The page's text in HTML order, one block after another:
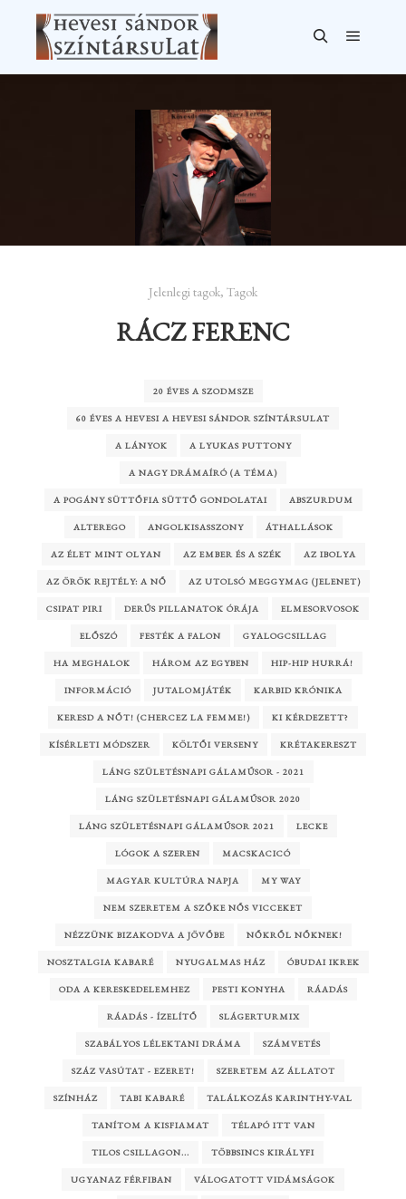
Jelenlegi tagok, Tagok
RÁCZ FERENC
20 ÉVES A SZODMSZE
60 ÉVES A HEVESI A HEVESI SÁNDOR SZÍNTÁRSULAT
A LÁNYOK A LYUKAS PUTTONY
A NAGY DRÁMAÍRÓ (A TÉMA)
A POGÁNY SÜTTŐFIA SÜTTŐ GONDOLATAI ABSZURDUM
ALTEREGO ANGOLKISASSZONY ÁTHALLÁSOK
AZ ÉLET MINT OLYAN AZ EMBER ÉS A SZÉK AZ IBOLYA
AZ ÖRÖK REJTÉLY: A NŐ AZ UTOLSÓ MEGGYMAG (JELENET)
CSIPAT PIRI DERŰS PILLANATOK ÓRÁJA ELMESORVOSOK
ELŐSZÓ FESTÉK A FALON GYALOGCSILLAG
HA MEGHALOK HÁROM AZ EGYBEN HIP-HIP HURRÁ!
INFORMÁCIÓ JUTALOMJÁTÉK KARBID KRÓNIKA
KERESD A NŐT! (CHERCEZ LA FEMME!) KI KÉRDEZETT?
KÍSÉRLETI MÓDSZER KÖLTŐI VERSENY KRÉTAKERESZT
LÁNG SZÜLETÉSNAPI GÁLAMŰSOR - 2021
LÁNG SZÜLETÉSNAPI GÁLAMŰSOR 2020
LÁNG SZÜLETÉSNAPI GÁLAMŰSOR 2021 LECKE
LÓGOK A SZEREN MACSKACICÓ
MAGYAR KULTÚRA NAPJA MY WAY
NEM SZERETEM A SZŐKE NŐS VICCEKET
NÉZZÜNK BIZAKODVA A JÖVŐBE NŐKRŐL NŐKNEK!
NOSZTALGIA KABARÉ NYUGALMAS HÁZ ÓBUDAI IKREK
ODA A KERESKEDELEMHEZ PESTI KONYHA RÁADÁS
RÁADÁS - ÍZELÍTŐ SLÁGERTURMIX
SZABÁLYOS LÉLEKTANI DRÁMA SZÁMVETÉS
SZÁZ VASÚTAT - EZERET! SZERETEM AZ ÁLLATOT
SZÍNHÁZ TABI KABARÉ TALÁLKOZÁS KARINTHY-VAL
TANÍTOM A KISFIAMAT TÉLAPÓ ITT VAN
TILOS CSILLAGON... TÖBBSINCS KIRÁLYFI
UGYANAZ FÉRFIBAN VÁLOGATOTT VIDÁMSÁGOK